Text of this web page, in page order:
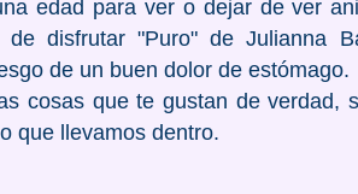
edad para ver o dejar de ver
de disfrutar "Puro" de Julianna
de un buen dolor de estómago.
cosas que te gustan de verdad,
que llevamos dentro.